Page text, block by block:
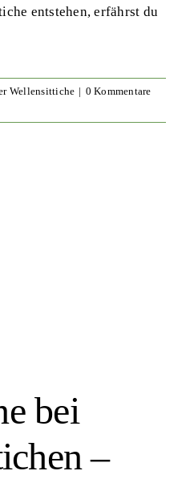
entstehen, erfährst du
Wellensittiche | 0 Kommentare
bei
–